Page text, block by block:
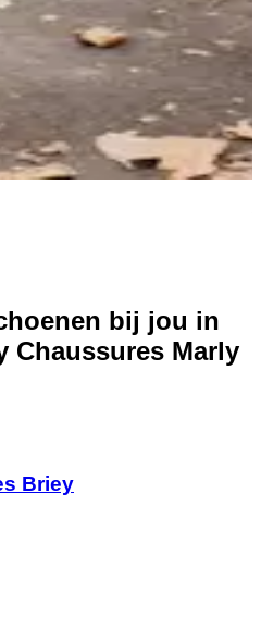
bij jou in
Chaussures Marly
Briey